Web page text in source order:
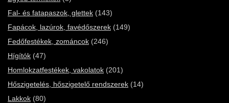
Fal- és fatapaszok, glettek (143)
Fapácok, lazúrok, favédőszerek (149)
Fedőfestékek, zománcok (246)
Hígítók (47)
Homlokzatfestékek, vakolatok (201)
Hőszigetelés, hőszigetelő rendszerek (14)
Lakkok (80)